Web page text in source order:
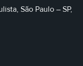
São Paulo – SP,